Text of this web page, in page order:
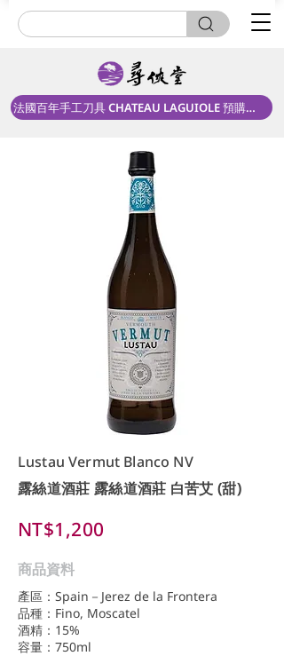
法國百年手工刀具 CHATEAU LAGUIOLE 預購中！
Lustau Vermut Blanco NV
露絲道酒莊 露絲道酒莊 白苦艾 (甜)
NT$1,200
商品資料
產區：Spain－Jerez de la Frontera
品種：Fino, Moscatel
酒精：15%
容量：750ml